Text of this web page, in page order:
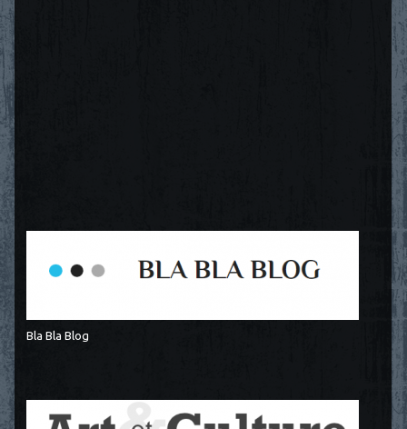
Bla Bla Blog